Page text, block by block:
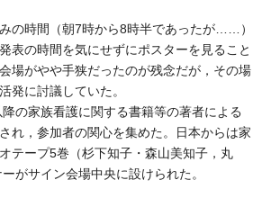
の時間（朝7時から8時半であったが……）
表の時間を気にせずにポスターを見ること
場がやや手狭だったのが残念だが，その場
発に討議していた。
の家族看護に関する書籍等の著者による
れ，参加者の関心を集めた。日本からは家
テープ5巻（杉下知子・森山美知子，丸
がサイン会場中央に設けられた。